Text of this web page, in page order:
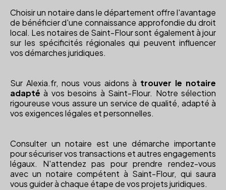
Choisir un notaire dans le département offre l'avantage
de bénéficier d'une connaissance approfondie du droit
local. Les notaires de Saint-Flour sont également à jour
sur les spécificités régionales qui peuvent influencer
vos démarches juridiques.
Sur Alexia.fr, nous vous aidons à trouver le notaire
adapté à vos besoins à Saint-Flour. Notre sélection
rigoureuse vous assure un service de qualité, adapté à
vos exigences légales et personnelles.
Consulter un notaire est une démarche importante
pour sécuriser vos transactions et autres engagements
légaux. N'attendez pas pour prendre rendez-vous
avec un notaire compétent à Saint-Flour, qui saura
vous guider à chaque étape de vos projets juridiques.